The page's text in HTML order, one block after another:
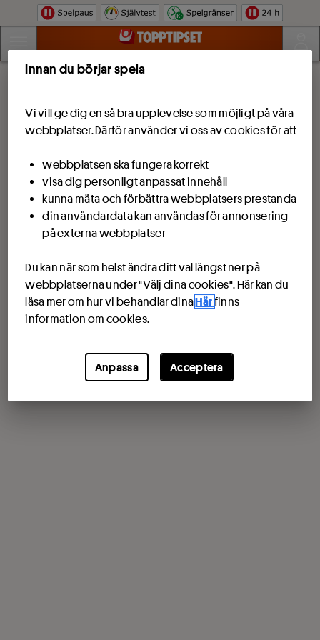
Hoppa till innehåll
Innan du börjar spela
Vi vill ge dig en så bra upplevelse som möjligt på våra
webbplatser. Därför använder vi oss av cookies för att
webbplatsen ska fungera korrekt
visa dig personligt anpassat innehåll
kunna mäta och förbättra webbplatsers prestanda
din användardata kan användas för annonsering
på externa webbplatser
Du kan när som helst ändra ditt val längst ner på
webbplatserna under "Välj dina cookies". Här kan du
läsa mer om hur vi behandlar dinaHär finns
information om cookies.
Anpassa Acceptera